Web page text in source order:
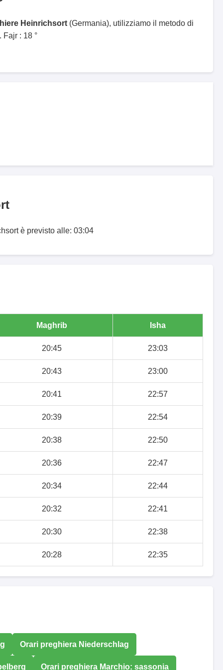
Heinrichsort (Germania), utilizziamo il metodo di
: 18 °
è previsto alle: 03:04
Maghrib Isha
20:45 23:03
20:43 23:00
20:41 22:57
20:39 22:54
20:38 22:50
20:36 22:47
20:34 22:44
20:32 22:41
20:30 22:38
20:28 22:35
Orari preghiera Niederschlag
Orari preghiera Marchio: sassonia